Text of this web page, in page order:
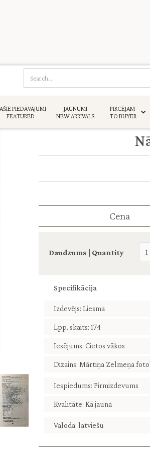
PIEDĀVĀJUMI
FEATURED
JAUNUMI
NEW ARRIVALS
PIRCĒJAM
TO BUYER
Cena
Daudzums | Quantity
Specifikācija
Izdevējs: Liesma
Lpp. skaits: 174
Iesējums: Cietos vākos
Dizains: Mārtiņa Zelmeņa
Iespiedums: Pirmizdevums
Kvalitāte: Kā jauna
Valoda: latviešu